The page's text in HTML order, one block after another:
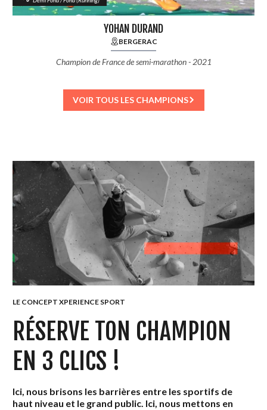
YOHAN DURAND
BERGERAC
Champion de France de semi-marathon - 2021
VOIR TOUS LES CHAMPIONS
LE CONCEPT XPERIENCE SPORT
RÉSERVE TON CHAMPION
EN 3 CLICS !
Ici, nous brisons les barrières entre les sportifs de
haut niveau et le grand public. Ici, nous mettons en